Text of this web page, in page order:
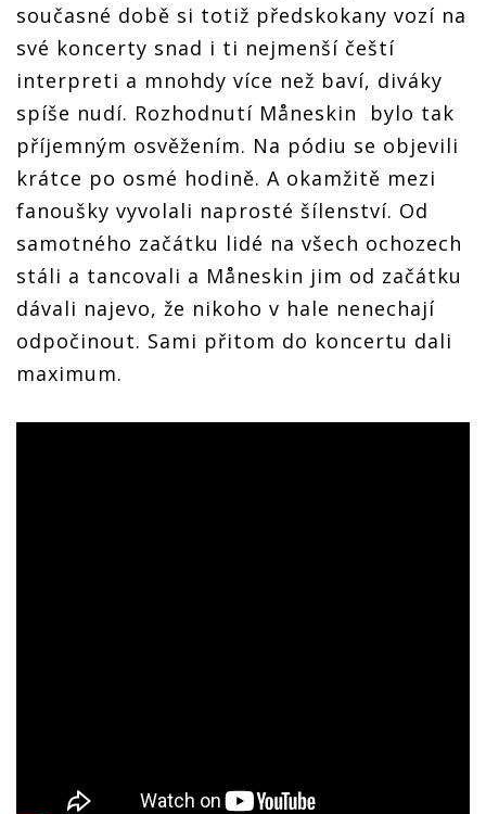
současné době si totiž předskokany vozí na
své koncerty snad i ti nejmenší čeští
interpreti a mnohdy více než baví, diváky
spíše nudí. Rozhodnutí Måneskin bylo tak
příjemným osvěžením. Na pódiu se objevili
krátce po osmé hodině. A okamžitě mezi
fanoušky vyvolali naprosté šílenství. Od
samotného začátku lidé na všech ochozech
stáli a tancovali a Måneskin jim od začátku
dávali najevo, že nikoho v hale nenechají
odpočinout. Sami přitom do koncertu dali
maximum.